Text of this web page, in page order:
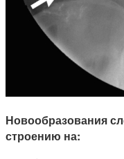
Новообразования
строению на: